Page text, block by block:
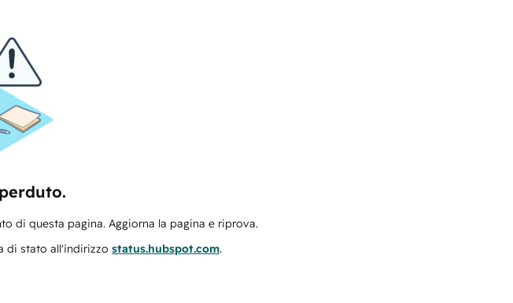
di questa pagina. Aggiorna la pagina e riprova.
di stato all'indirizzo status.hubspot.com.